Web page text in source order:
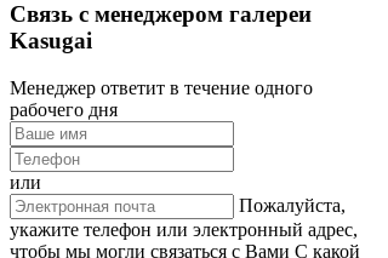
Связь с менеджером галереи
Kasugai
Менеджер ответит в течение одного
рабочего дня
или
Пожалуйста,
укажите телефон или электронный адрес,
чтобы мы могли связаться с Вами С какой